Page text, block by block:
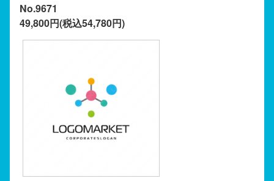
No.9671
49,800円(税込54,780円)